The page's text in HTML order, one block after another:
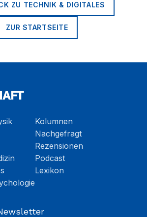
ZU TECHNIK & DIGITALES
ZUR STARTSEITE
Kolumnen
Nachgefragt
Rezensionen
Podcast
Lexikon